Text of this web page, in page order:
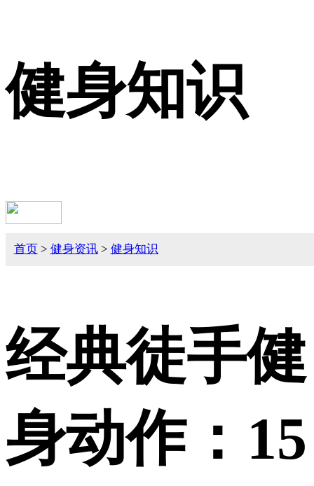
健身知识
首页 > 健身资讯> 健身知识
经典徒手健
身动作：15